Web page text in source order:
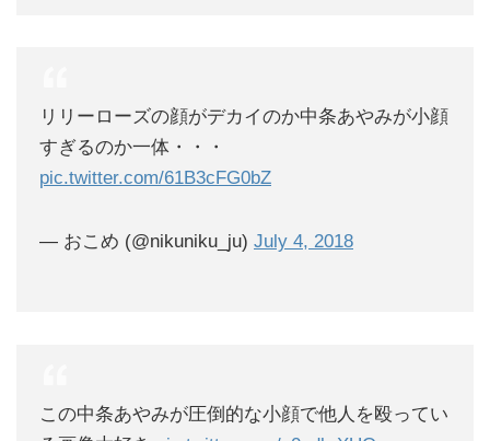
リリーローズの顔がデカイのか中条あやみが小顔
すぎるのか一体・・・
pic.twitter.com/61B3cFG0bZ
— おこめ (@nikuniku_ju) July 4, 2018
この中条あやみが圧倒的な小顔で他人を殴ってい